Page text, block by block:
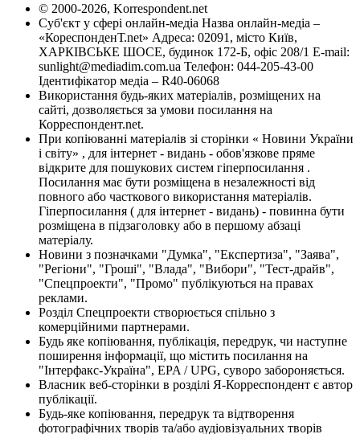
© 2000-2026, Korrespondent.net
Суб'єкт у сфері онлайн-медіа Назва онлайн-медіа –
«КореспонденТ.net» Адреса: 02091, місто Київ,
ХАРКІВСЬКЕ ШОСЕ, будинок 172-Б, офіс 208/1 E-mail:
sunlight@mediadim.com.ua Телефон: 044-205-43-00
Ідентифікатор медіа – R40-06068
Використання будь-яких матеріалів, розміщених на
сайті, дозволяється за умови посилання на
Корреспондент.net.
При копіюванні матеріалів зі сторінки « Новини України
і світу» , для інтернет - видань - обов'язкове пряме
відкрите для пошукових систем гіперпосилання .
Посилання має бути розміщена в незалежності від
повного або часткового використання матеріалів.
Гіперпосилання ( для інтернет - видань) - повинна бути
розміщена в підзаголовку або в першому абзаці
матеріалу.
Новини з позначками "Думка", "Експертиза", "Заява",
"Регіони", "Гроші", "Влада", "Вибори", "Тест-драйв",
"Спецпроекти", "Промо" публікуються на правах
реклами.
Розділ Спецпроекти створюється спільно з
комерційними партнерами.
Будь яке копіювання, публікація, передрук, чи наступне
поширення інформації, що містить посилання на
"Інтерфакс-Україна", EPA / UPG, суворо забороняється.
Власник веб-сторінки в розділі Я-Корреспондент є автор
публікації.
Будь-яке копіювання, передрук та відтворення
фотографічних творів та/або аудіовізуальних творів